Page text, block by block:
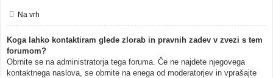
Na vrh
Koga lahko kontaktiram glede zlorab in pravnih zadev v zvezi s tem
forumom?
Obrnite se na administratorja tega foruma. Če ne najdete njegovega
kontaktnega naslova, se obrnite na enega od moderatorjev in vprašajte